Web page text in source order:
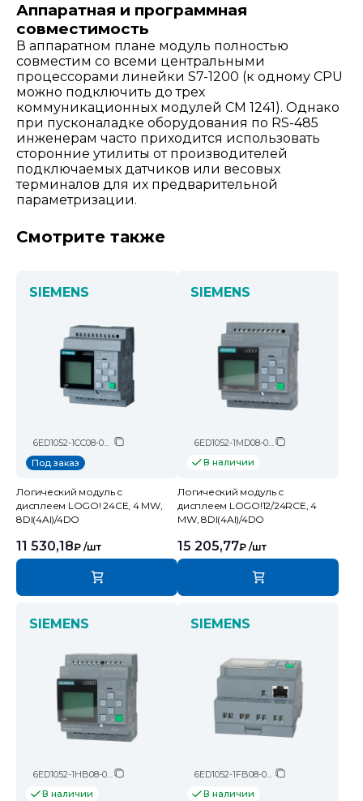
Аппаратная и программная
совместимость
В аппаратном плане модуль полностью
совместим со всеми центральными
процессорами линейки S7-1200 (к одному CPU
можно подключить до трех
коммуникационных модулей CM 1241). Однако
при пусконаладке оборудования по RS-485
инженерам часто приходится использовать
сторонние утилиты от производителей
подключаемых датчиков или весовых
терминалов для их предварительной
параметризации.
Смотрите также
SIEMENS
6ED1052-1CC08-0BA2
Под заказ
Логический модуль c
дисплеем LOGO! 24CE, 4 MW,
8DI(4AI)/4DO
11 530,18₽ /шт
SIEMENS
6ED1052-1MD08-0BA2
В наличии
Логический модуль c
дисплеем LOGO!12/24RCE, 4
MW, 8DI(4AI)/4DO
15 205,77₽ /шт
SIEMENS
6ED1052-1HB08-0BA2
В наличии
SIEMENS
6ED1052-1FB08-0BA2
В наличии